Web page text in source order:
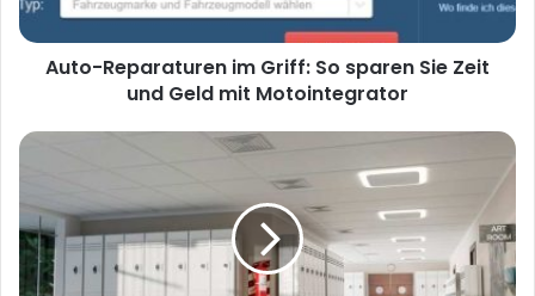
Auto-Reparaturen im Griff: So sparen Sie Zeit
und Geld mit Motointegrator